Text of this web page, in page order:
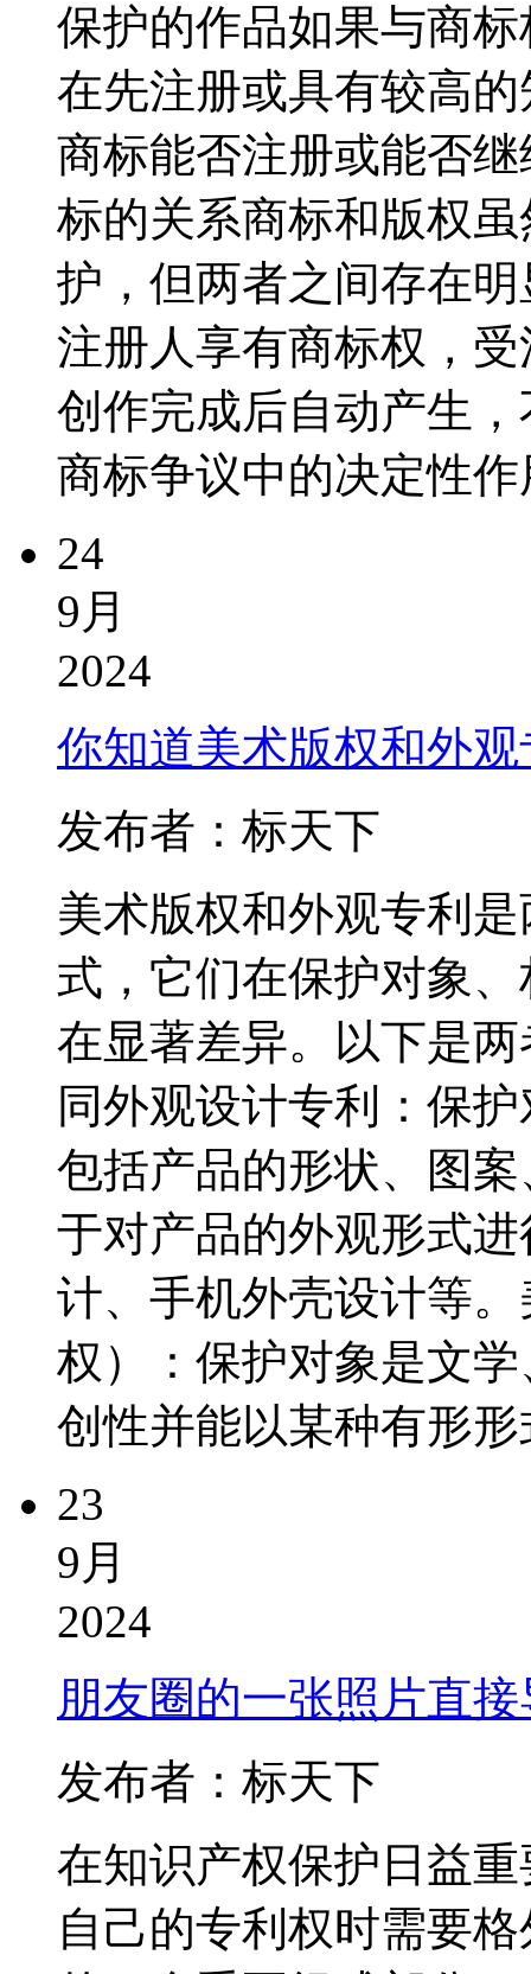
保护的作品如果与商
在先注册或具有较高
商标能否注册或能否
标的关系商标和版权
护，但两者之间存在
注册人享有商标权，
创作完成后自动产生
商标争议中的决定性
24
9月
2024
你知道美术版权和外
发布者：标天下
美术版权和外观专利
式，它们在保护对象
在显著差异。以下是
同外观设计专利：保
包括产品的形状、图
于对产品的外观形式
计、手机外壳设计等
权）：保护对象是文
创性并能以某种有形
23
9月
2024
朋友圈的一张照片直
发布者：标天下
在知识产权保护日益
自己的专利权时需要